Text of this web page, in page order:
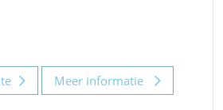
Meer informatie